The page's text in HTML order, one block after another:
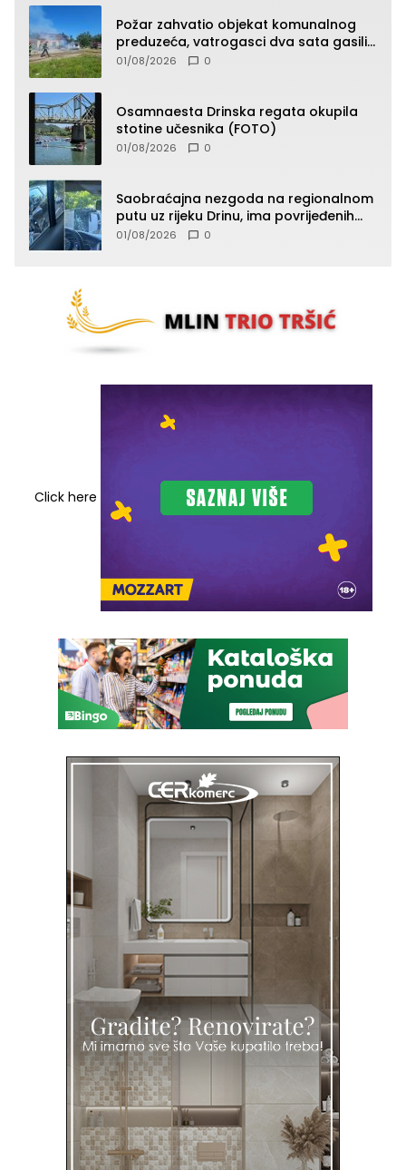
Požar zahvatio objekat komunalnog
preduzeća, vatrogasci dva sata gasili
vatru (FOTO)
01/08/2026 0
Osamnaesta Drinska regata okupila
stotine učesnika (FOTO)
01/08/2026 0
Saobraćajna nezgoda na regionalnom
putu uz rijeku Drinu, ima povrijeđenih
lica (FOTO)
01/08/2026 0
Click here